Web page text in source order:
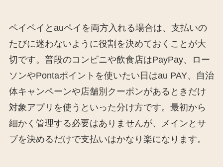
ペイペイとauペイを両方入れる場合は、支払いの
たびに迷わないように役割を決めておくことが大
切です。普段のコンビニや飲食店はPayPay、ロー
ソンやPontaポイントを使いたい日はau PAY、自治
体キャンペーンや店舗別クーポンがあるときだけ
対象アプリを使うといった分け方です。最初から
細かく管理する必要はありませんが、メインとサ
ブを決めるだけで支払いはかなり楽になります。